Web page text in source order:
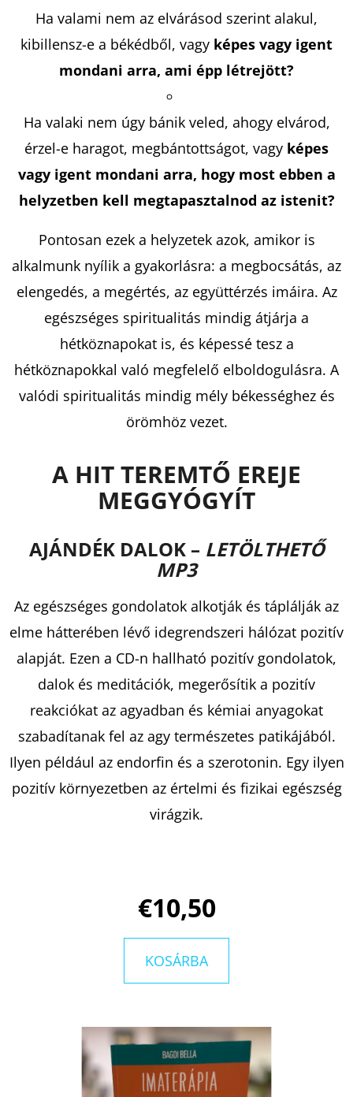
Ha valami nem az elvárásod szerint alakul,
kibillensz-e a békédből, vagy képes vagy igent
mondani arra, ami épp létrejött?
Ha valaki nem úgy bánik veled, ahogy elvárod,
érzel-e haragot, megbántottságot, vagy képes
vagy igent mondani arra, hogy most ebben a
helyzetben kell megtapasztalnod az istenit?
Pontosan ezek a helyzetek azok, amikor is
alkalmunk nyílik a gyakorlásra: a megbocsátás, az
elengedés, a megértés, az együttérzés imáira. Az
egészséges spiritualitás mindig átjárja a
hétköznapokat is, és képessé tesz a
hétköznapokkal való megfelelő elboldogulásra. A
valódi spiritualitás mindig mély békességhez és
örömhöz vezet.
A HIT TEREMTŐ EREJE
MEGGYÓGYÍT
AJÁNDÉK DALOK – LETÖLTHETŐ
MP3
Az egészséges gondolatok alkotják és táplálják az
elme hátterében lévő idegrendszeri hálózat pozitív
alapját. Ezen a CD-n hallható pozitív gondolatok,
dalok és meditációk, megerősítik a pozitív
reakciókat az agyadban és kémiai anyagokat
szabadítanak fel az agy természetes patikájából.
Ilyen például az endorfin és a szerotonin. Egy ilyen
pozitív környezetben az értelmi és fizikai egészség
virágzik.
€10,50
KOSÁRBA